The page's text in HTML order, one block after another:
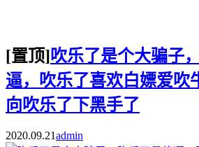
[置顶]吹乐了是个大骗子
逼，吹乐了喜欢白嫖爱吹
向吹乐了下黑手了
2020.09.21admin